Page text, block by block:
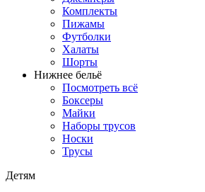
Комплекты
Пижамы
Футболки
Халаты
Шорты
Нижнее бельё
Посмотреть всё
Боксеры
Майки
Наборы трусов
Носки
Трусы
Детям